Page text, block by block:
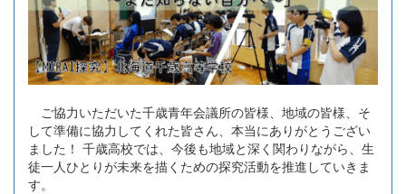
ご協力いただいた千歳青年会議所の皆様、地域の皆様、そ
して準備に協力してくれた皆さん、本当にありがとうござい
ました！ 千歳高校では、今後も地域と深く関わりながら、生
徒一人ひとりが未来を描くための探究活動を推進していきま
す。